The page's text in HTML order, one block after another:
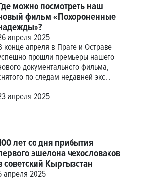
можно посмотреть наш
фильм «Похороненные
апреля 2025
конце апреля в Праге и Остраве
прошли премьеры нашего
документального фильма,
по следам недавней экс...
апреля 2025
лет со дня прибытия
эшелона чехословаков
cоветский Кыргызстан
апреля 2025